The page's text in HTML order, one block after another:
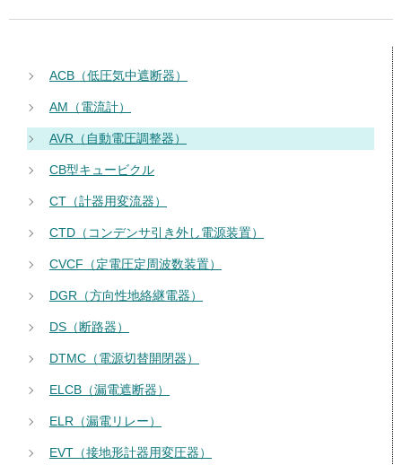
ACB（低圧気中遮断器）
AM（電流計）
AVR（自動電圧調整器）
CB型キュービクル
CT（計器用変流器）
CTD（コンデンサ引き外し電源装置）
CVCF（定電圧定周波数装置）
DGR（方向性地絡継電器）
DS（断路器）
DTMC（電源切替開閉器）
ELCB（漏電遮断器）
ELR（漏電リレー）
EVT（接地形計器用変圧器）